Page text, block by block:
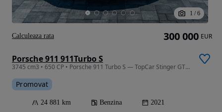
1 / 6
Porsche 911 911Turbo S
3745 cm3 • 650 CP • Porsche 911 Turbo S — TopCar Stinger GTR | 850 CP RRahmani | Akrapovic
Promovat
24 881 km Benzina 2021
300 000 EUR
Calculeaza rata